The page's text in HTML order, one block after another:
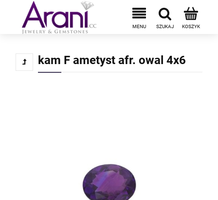
kam F ametyst afr. owal 4x6